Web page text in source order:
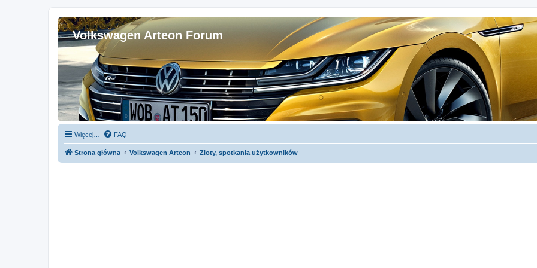
Volkswagen Arteon Forum
Więcej… FAQ
Strona główna Volkswagen Arteon Zloty, spotkania użytkowników